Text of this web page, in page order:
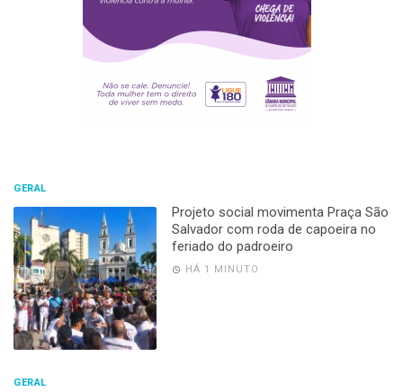
GERAL
Projeto social movimenta Praça São
Salvador com roda de capoeira no
feriado do padroeiro
HÁ 1 MINUTO
GERAL